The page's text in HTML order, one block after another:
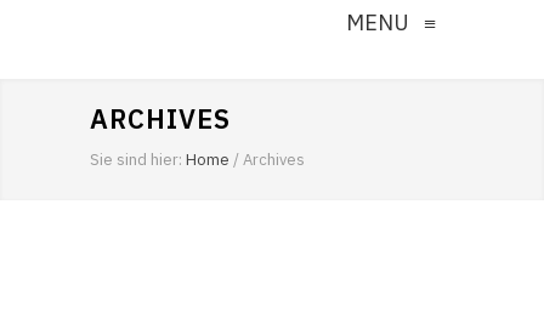
MENU ≡
ARCHIVES
Sie sind hier: Home /Archives